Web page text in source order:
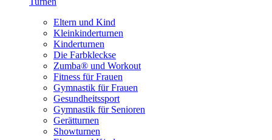
Eltern und Kind
Kleinkinderturnen
Kinderturnen
Die Farbkleckse
Zumba® und Workout
Fitness für Frauen
Gymnastik für Frauen
Gesundheitssport
Gymnastik für Senioren
Gerätturnen
Showturnen